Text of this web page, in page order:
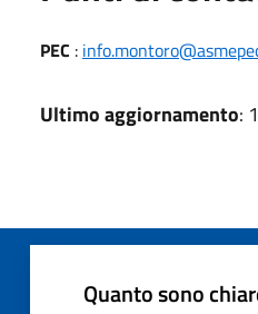
PEC :
Ultimo aggiornamento:
Quanto sono